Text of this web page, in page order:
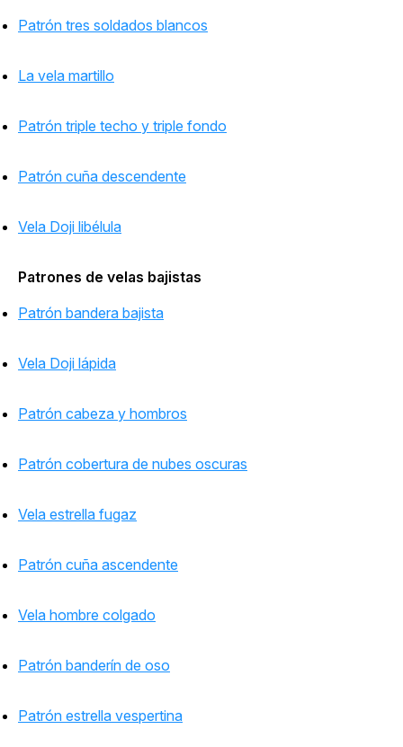
Patrón tres soldados blancos
La vela martillo
Patrón triple techo y triple fondo
Patrón cuña descendente
Vela Doji libélula
Patrones de velas bajistas
Patrón bandera bajista
Vela Doji lápida
Patrón cabeza y hombros
Patrón cobertura de nubes oscuras
Vela estrella fugaz
Patrón cuña ascendente
Vela hombre colgado
Patrón banderín de oso
Patrón estrella vespertina